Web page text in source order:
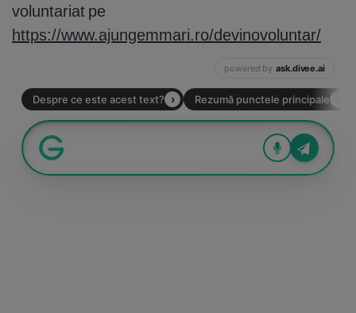
voluntariat pe
https://www.ajungemmari.ro/devinovoluntar/